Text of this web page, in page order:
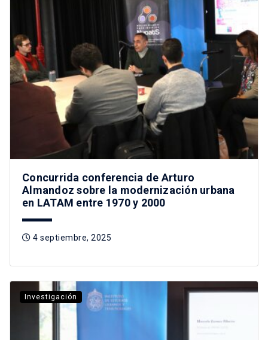
Concurrida conferencia de Arturo
Almandoz sobre la modernización urbana
en LATAM entre 1970 y 2000
4 septiembre, 2025
Investigación